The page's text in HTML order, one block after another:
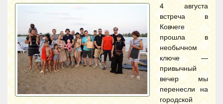
4 августа
встреча в
Ковчеге
прошла в
необычном
ключе —
привычный
вечер мы
перенесли на
городской